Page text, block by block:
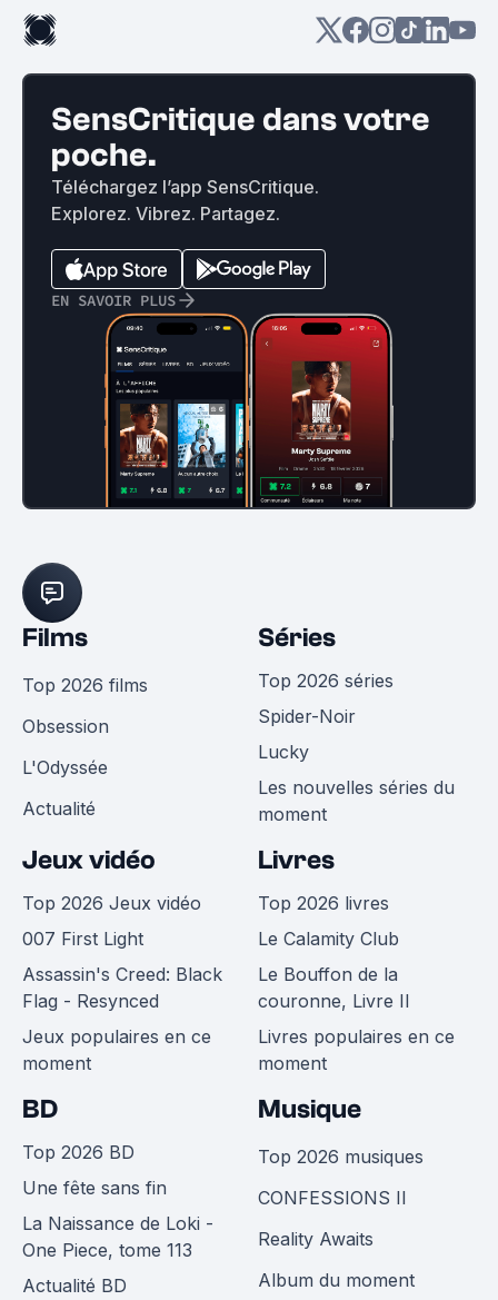
SensCritique dans votre
poche.
Téléchargez l’app SensCritique.
Explorez. Vibrez. Partagez.
EN SAVOIR PLUS
Films
Top 2026 films
Obsession
L'Odyssée
Actualité
Séries
Top 2026 séries
Spider-Noir
Lucky
Les nouvelles séries du
moment
Jeux vidéo
Top 2026 Jeux vidéo
007 First Light
Assassin's Creed: Black
Flag - Resynced
Jeux populaires en ce
moment
Livres
Top 2026 livres
Le Calamity Club
Le Bouffon de la
couronne, Livre II
Livres populaires en ce
moment
BD
Top 2026 BD
Une fête sans fin
La Naissance de Loki -
One Piece, tome 113
Actualité BD
Musique
Top 2026 musiques
CONFESSIONS II
Reality Awaits
Album du moment